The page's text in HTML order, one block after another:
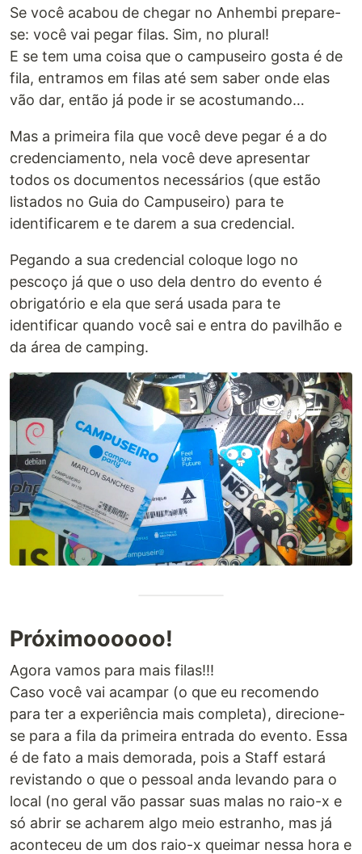
Se você acabou de chegar no Anhembi prepare-
se: você vai pegar filas. Sim, no plural!
E se tem uma coisa que o campuseiro gosta é de
fila, entramos em filas até sem saber onde elas
vão dar, então já pode ir se acostumando…
Mas a primeira fila que você deve pegar é a do
credenciamento, nela você deve apresentar
todos os documentos necessários (que estão
listados no Guia do Campuseiro) para te
identificarem e te darem a sua credencial.
Pegando a sua credencial coloque logo no
pescoço já que o uso dela dentro do evento é
obrigatório e ela que será usada para te
identificar quando você sai e entra do pavilhão e
da área de camping.
Próximoooooo!
Agora vamos para mais filas!!!
Caso você vai acampar (o que eu recomendo
para ter a experiência mais completa), direcione-
se para a fila da primeira entrada do evento. Essa
é de fato a mais demorada, pois a Staff estará
revistando o que o pessoal anda levando para o
local (no geral vão passar suas malas no raio-x e
só abrir se acharem algo meio estranho, mas já
aconteceu de um dos raio-x queimar nessa hora e